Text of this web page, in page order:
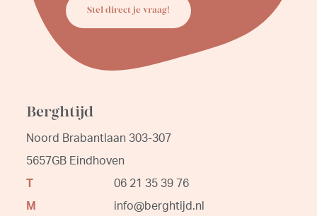
Stel direct je vraag!
Berghtijd
Noord Brabantlaan 303-307
5657GB Eindhoven
T
06 21 35 39 76
M
info@berghtijd.nl